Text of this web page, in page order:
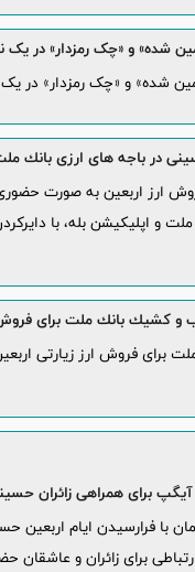
شده» و «چک رمزدار» در یک
شده» و «چک رمزدار» در یک
در باجه های ارزی بانك
ارز اربعین به صورت
و اپلیکیشن بله، با
بانك ملت برای فروش ارز
برای همراهی زائران
با فرارسیدن ایام اربعین
برای زائران و عاشقان